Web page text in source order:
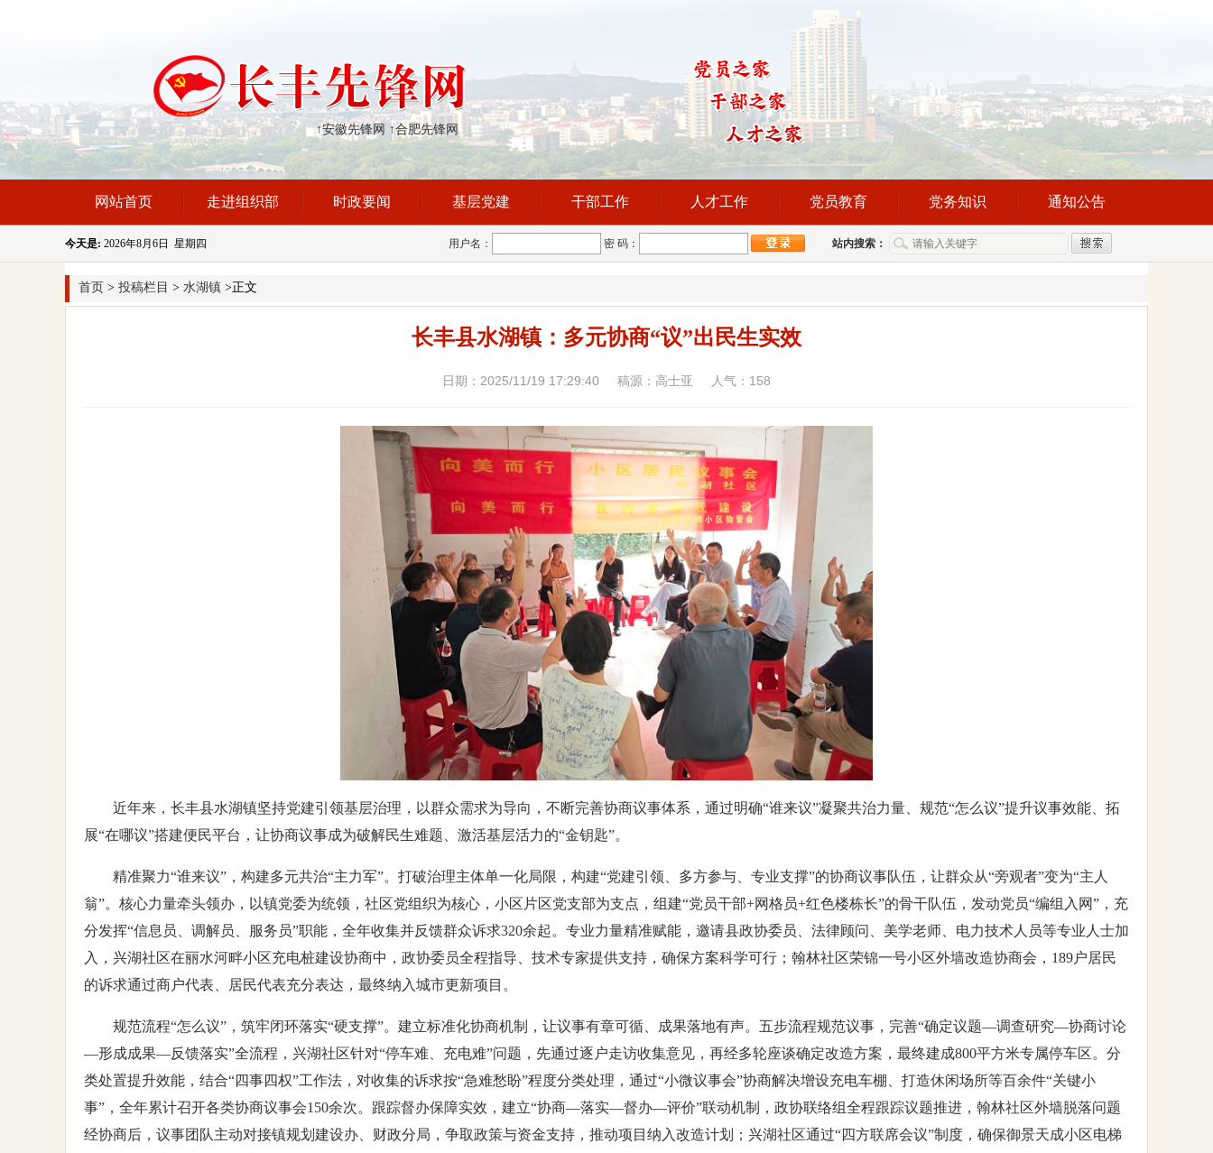
↑安徽先锋网 ↑合肥先锋网
网站首页 走进组织部 时政要闻 基层党建 干部工作 人才工作 党员教育 党务知识 通知公告
今天是: 2026年8月6日 星期四 用户名： 密 码： 站内搜索：
首页 > 投稿栏目 > 水湖镇 >正文
长丰县水湖镇：多元协商“议”出民生实效
日期：2025/11/19 17:29:40 稿源：高士亚 人气： 158
近年来，长丰县水湖镇坚持党建引领基层治理，以群众需求为导向，不断完善协商议事体系，通过明确“谁来议”凝聚共治力量、规范“怎么议”提升议事效能、拓
展“在哪议”搭建便民平台，让协商议事成为破解民生难题、激活基层活力的“金钥匙”。
精准聚力“谁来议”，构建多元共治“主力军”。打破治理主体单一化局限，构建“党建引领、多方参与、专业支撑”的协商议事队伍，让群众从“旁观者”变为“主人
翁”。核心力量牵头领办，以镇党委为统领，社区党组织为核心，小区片区党支部为支点，组建“党员干部+网格员+红色楼栋长”的骨干队伍，发动党员“编组入网”，充
分发挥“信息员、调解员、服务员”职能，全年收集并反馈群众诉求320余起。专业力量精准赋能，邀请县政协委员、法律顾问、美学老师、电力技术人员等专业人士加
入，兴湖社区在丽水河畔小区充电桩建设协商中，政协委员全程指导、技术专家提供支持，确保方案科学可行；翰林社区荣锦一号小区外墙改造协商会，189户居民
的诉求通过商户代表、居民代表充分表达，最终纳入城市更新项目。
规范流程“怎么议”，筑牢闭环落实“硬支撑”。建立标准化协商机制，让议事有章可循、成果落地有声。五步流程规范议事，完善“确定议题—调查研究—协商讨论
—形成成果—反馈落实”全流程，兴湖社区针对“停车难、充电难”问题，先通过逐户走访收集意见，再经多轮座谈确定改造方案，最终建成800平方米专属停车区。分
类处置提升效能，结合“四事四权”工作法，对收集的诉求按“急难愁盼”程度分类处理，通过“小微议事会”协商解决增设充电车棚、打造休闲场所等百余件“关键小
事”，全年累计召开各类协商议事会150余次。跟踪督办保障实效，建立“协商—落实—督办—评价”联动机制，政协联络组全程跟踪议题推进，翰林社区外墙脱落问题
经协商后，议事团队主动对接镇规划建设办、财政分局，争取政策与资金支持，推动项目纳入改造计划；兴湖社区通过“四方联席会议”制度，确保御景天成小区电梯